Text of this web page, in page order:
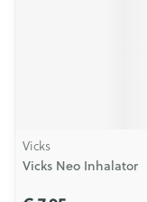
Vicks
Vicks Neo Inhalator